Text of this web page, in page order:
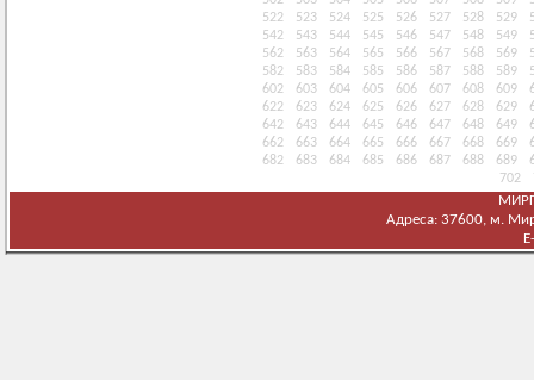
522
523 524 525 526 527 528 529
542
543 544 545 546 547 548 549
562
563 564 565 566 567 568 569
582
583 584 585 586 587 588 589
602
603 604 605 606 607 608 609
622
623 624 625 626 627 628 629
642
643 644 645 646 647 648 649
662
663 664 665 666 667 668 669
682
683 684 685 686 687 688 689
702
Адреса: 37600, м.